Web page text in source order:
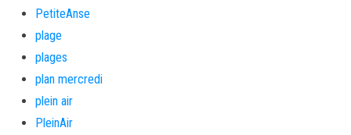
PetiteAnse
plage
plages
plan mercredi
plein air
PleinAir